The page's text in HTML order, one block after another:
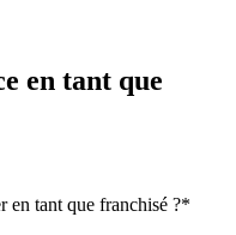
en tant que
en tant que franchisé ?*